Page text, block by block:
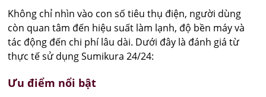
Không chỉ nhìn vào con số tiêu thụ điện, người dùng
còn quan tâm đến hiệu suất làm lạnh, độ bền máy và
tác động đến chi phí lâu dài. Dưới đây là đánh giá từ
thực tế sử dụng Sumikura 24/24:
Ưu điểm nổi bật